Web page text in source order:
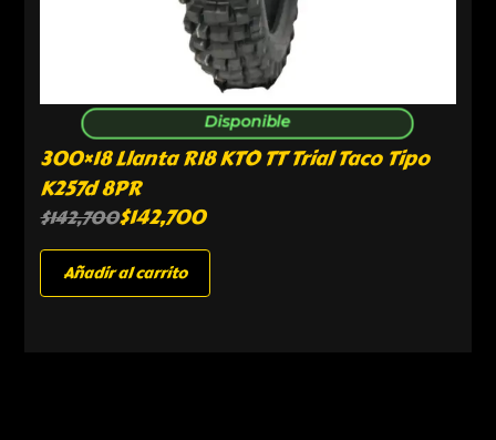
Disponible
300×18 Llanta R18 KTO TT Trial Taco Tipo
K257d 8PR
$142,700$142,700
Añadir al carrito